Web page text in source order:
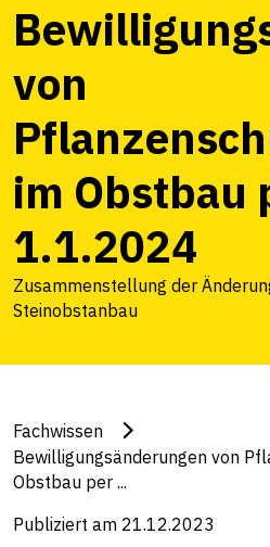
von
im Obstbau
1.1.2024
Zusammenstellung der
Steinobstanbau
Fachwissen
Bewilligungsänderungen von
Obstbau per ...
Publiziert am 21.12.2023